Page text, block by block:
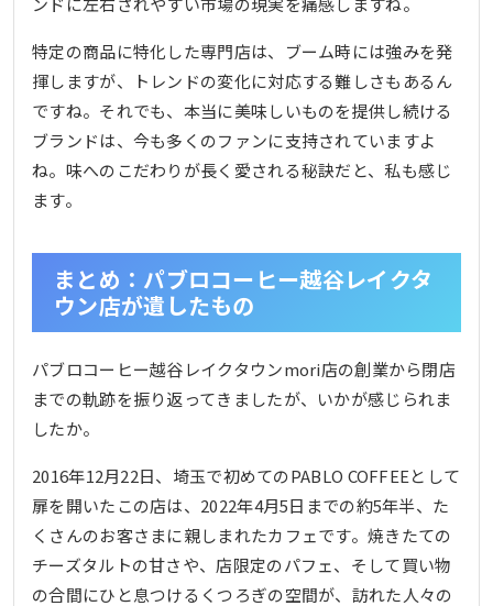
特定の商品に特化した専門店は、ブーム時には強みを発
揮しますが、トレンドの変化に対応する難しさもあるん
ですね。それでも、本当に美味しいものを提供し続ける
ブランドは、今も多くのファンに支持されていますよ
ね。味へのこだわりが長く愛される秘訣だと、私も感じ
ます。
まとめ：パブロコーヒー越谷レイクタ
ウン店が遺したもの
パブロコーヒー越谷レイクタウンmori店の創業から閉店
までの軌跡を振り返ってきましたが、いかが感じられま
したか。
2016年12月22日、埼玉で初めてのPABLO COFFEEとして
扉を開いたこの店は、2022年4月5日までの約5年半、た
くさんのお客さまに親しまれたカフェです。焼きたての
チーズタルトの甘さや、店限定のパフェ、そして買い物
の合間にひと息つけるくつろぎの空間が、訪れた人々の